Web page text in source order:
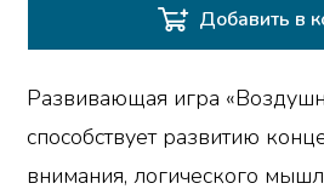
Добавить в
Развивающая игра
способствует развитию
внимания, логического